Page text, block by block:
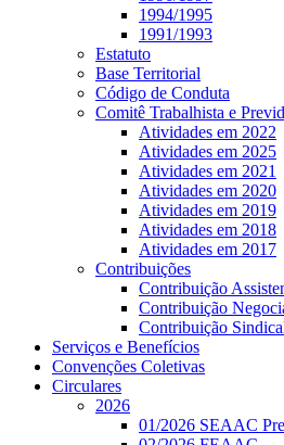
1994/1995
1991/1993
Estatuto
Base Territorial
Código de Conduta
Comitê Trabalhista e
Atividades em 2022
Atividades em 2025
Atividades em 2021
Atividades em 2020
Atividades em 2019
Atividades em 2018
Atividades em 2017
Contribuições
Contribuição
Contribuição
Contribuição
Serviços e Benefícios
Convenções Coletivas
Circulares
2026
01/2026 SEAAC